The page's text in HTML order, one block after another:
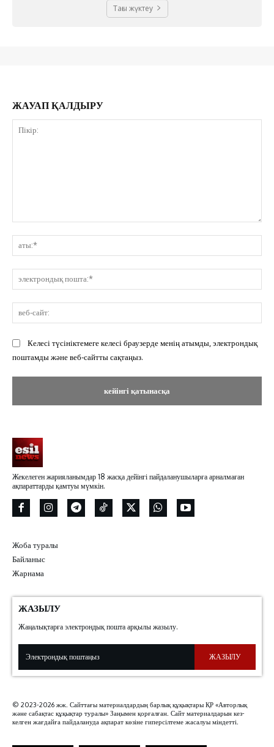
Тағы жүктеу
ЖАУАП ҚАЛДЫРУ
Келесі түсініктемеге келесі браузерде менің атымды, электрондық
поштамды және веб-сайтты сақтаңыз.
Жекелеген жарияланымдар 18 жасқа дейінгі пайдаланушыларға арналмаған
ақпараттарды қамтуы мүмкін.
Жоба туралы
Байланыс
Жарнама
ЖАЗЫЛУ
Жаңалықтарға электрондық пошта арқылы жазылу.
ЖАЗЫЛУ
© 2023-2026 жж. Сайттағы материалдардың барлық құқықтары ҚР «Авторлық
және сабақтас құқықтар туралы» Заңымен қорғалған. Сайт материалдарын кез-
келген жағдайға пайдалануда ақпарат көзіне гиперсілтеме жасалуы міндетті.